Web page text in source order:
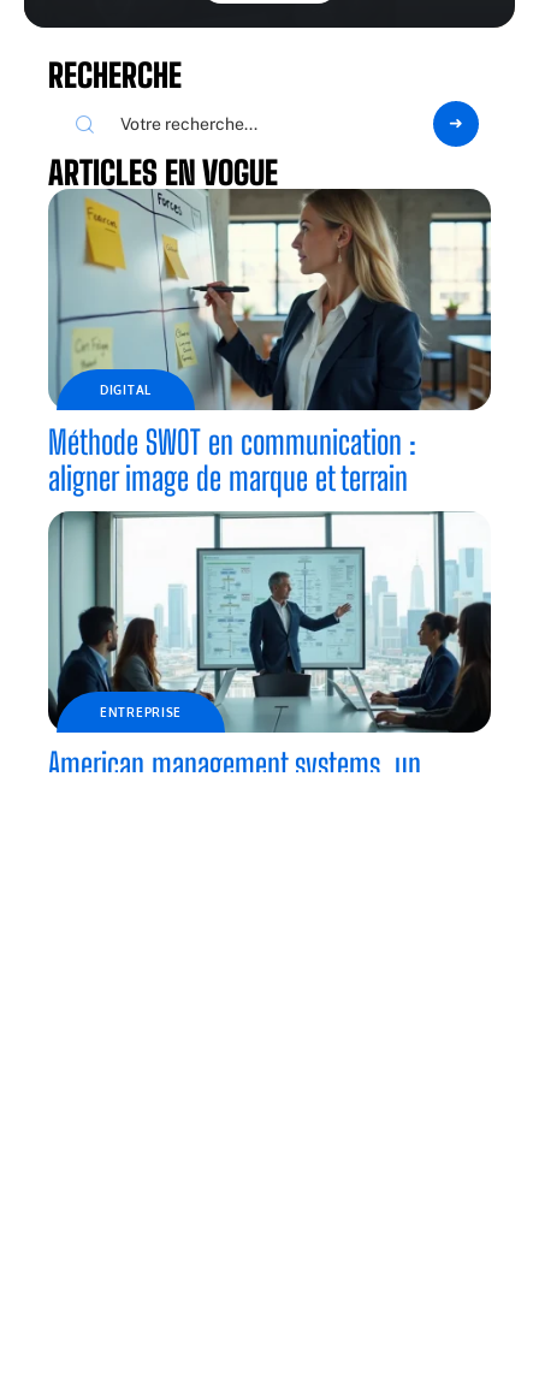
RECHERCHE
ARTICLES EN VOGUE
DIGITAL
Méthode SWOT en communication :
aligner image de marque et terrain
ENTREPRISE
American management systems, un